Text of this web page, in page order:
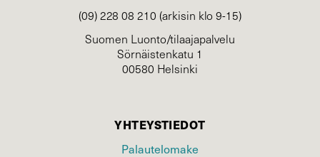
(09) 228 08 210 (arkisin klo 9-15)
Suomen Luonto/tilaajapalvelu
Sörnäistenkatu 1
00580 Helsinki
YHTEYSTIEDOT
Palautelomake